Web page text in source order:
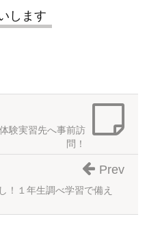
します
験実習先へ事前訪
問！
！１年生調べ学習で備え
Prev